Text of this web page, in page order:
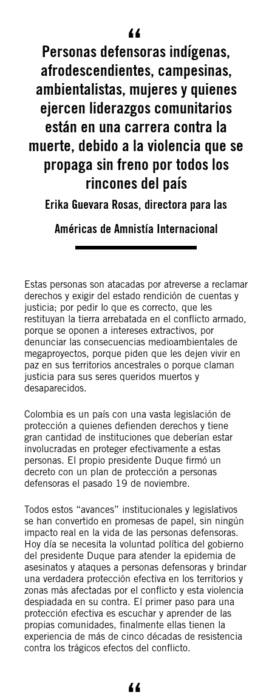
Personas defensoras indígenas,
afrodescendientes, campesinas,
ambientalistas, mujeres y quienes
ejercen liderazgos comunitarios
están en una carrera contra la
muerte, debido a la violencia que se
propaga sin freno por todos los
rincones del país
Erika Guevara Rosas, directora para las
Américas de Amnistía Internacional
Estas personas son atacadas por atreverse a reclamar
derechos y exigir del estado rendición de cuentas y
justicia; por pedir lo que es correcto, que les
restituyan la tierra arrebatada en el conflicto armado,
porque se oponen a intereses extractivos, por
denunciar las consecuencias medioambientales de
megaproyectos, porque piden que les dejen vivir en
paz en sus territorios ancestrales o porque claman
justicia para sus seres queridos muertos y
desaparecidos.
Colombia es un país con una vasta legislación de
protección a quienes defienden derechos y tiene
gran cantidad de instituciones que deberían estar
involucradas en proteger efectivamente a estas
personas. El propio presidente Duque firmó un
decreto con un plan de protección a personas
defensoras el pasado 19 de noviembre.
Todos estos “avances” institucionales y legislativos
se han convertido en promesas de papel, sin ningún
impacto real en la vida de las personas defensoras.
Hoy día se necesita la voluntad política del gobierno
del presidente Duque para atender la epidemia de
asesinatos y ataques a personas defensoras y brindar
una verdadera protección efectiva en los territorios y
zonas más afectadas por el conflicto y esta violencia
despiadada en su contra. El primer paso para una
protección efectiva es escuchar y aprender de las
propias comunidades, finalmente ellas tienen la
experiencia de más de cinco décadas de resistencia
contra los trágicos efectos del conflicto.